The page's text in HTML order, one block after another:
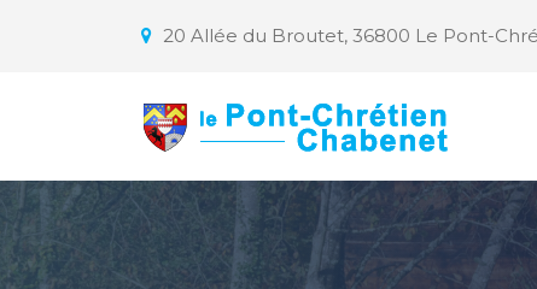
20 Allée du Broutet, 36800 Le Pont-